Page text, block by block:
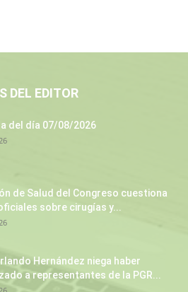
DEL EDITOR
del día 07/08/2026
de Salud del Congreso cuestiona
sobre cirugías y...
Hernández niega haber
a representantes de la PGR...